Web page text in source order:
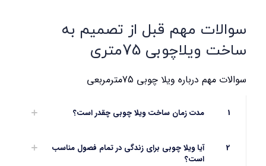
سوالات مهم قبل از تصمیم به
ساخت ویلاچوبی 75متری
سوالات مهم درباره ویلا چوبی 75مترمربعی
1 مدت زمان ساخت ویلا چوبی چقدر است؟
2
آیا ویلا چوبی برای زندگی در تمام فصول مناسب
است؟